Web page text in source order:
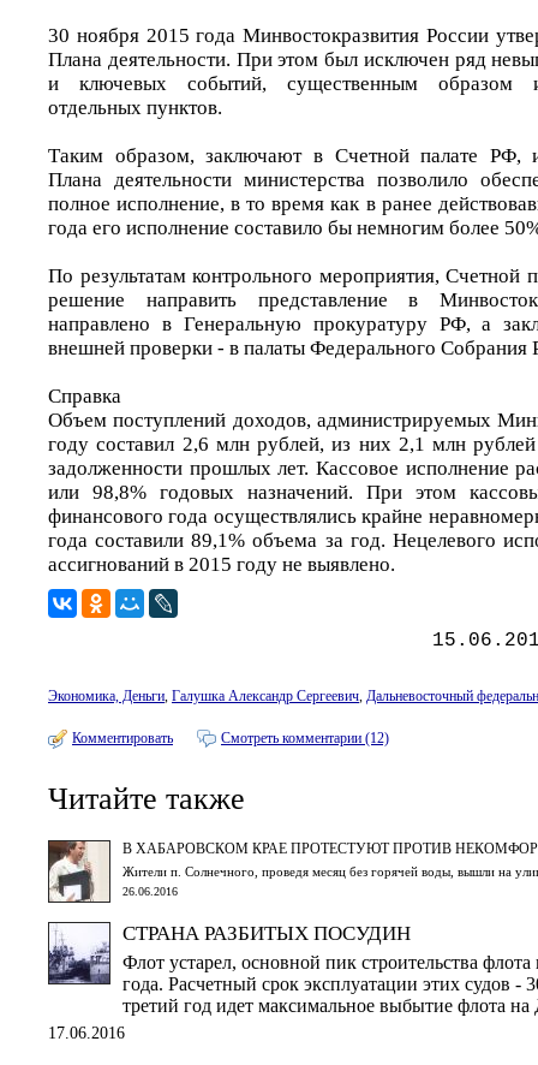
30 ноября 2015 года Минвостокразвития России
Плана деятельности. При этом был исключен ряд
и ключевых событий, существенным образом
отдельных пунктов.
Таким образом, заключают в Счетной палате РФ,
Плана деятельности министерства позволило
полное исполнение, в то время как в ранее
года его исполнение составило бы немногим более
По результатам контрольного мероприятия, Счетной
решение направить представление в
направлено в Генеральную прокуратуру РФ, а
внешней проверки - в палаты Федерального Собрания
Справка
Объем поступлений доходов, администрируемых
году составил 2,6 млн рублей, из них 2,1 млн
задолженности прошлых лет. Кассовое исполнение
или 98,8% годовых назначений. При этом
финансового года осуществлялись крайне
года составили 89,1% объема за год. Нецелевого
ассигнований в 2015 году не выявлено.
Экономика, Деньги, Галушка Александр Сергеевич, Дальневосточный
Комментировать Смотреть комментарии (12)
Читайте также
В ХАБАРОВСКОМ КРАЕ ПРОТЕСТУЮТ ПРОТИВ
Жители п. Солнечного, проведя месяц без горячей воды, вышли на
26.06.2016
СТРАНА РАЗБИТЫХ ПОСУДИН
Флот устарел, основной пик строительства
года. Расчетный срок эксплуатации этих судов -
третий год идет максимальное выбытие флота на
17.06.2016